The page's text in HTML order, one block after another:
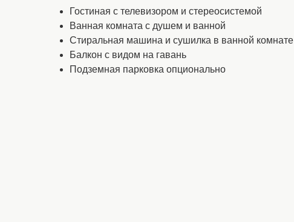
Гостиная с телевизором и стереосистемой
Ванная комната с душем и ванной
Стиральная машина и сушилка в ванной комнате
Балкон с видом на гавань
Подземная парковка опционально